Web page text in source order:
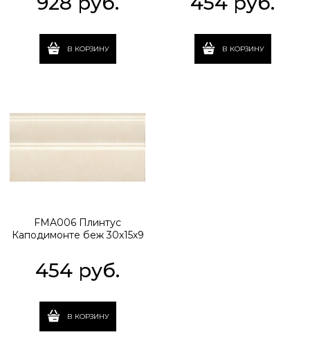
В КОРЗИНУ В КОРЗИНУ
FMA006 Плинтус
Каподимонте беж 30х15х9
454 руб.
В КОРЗИНУ